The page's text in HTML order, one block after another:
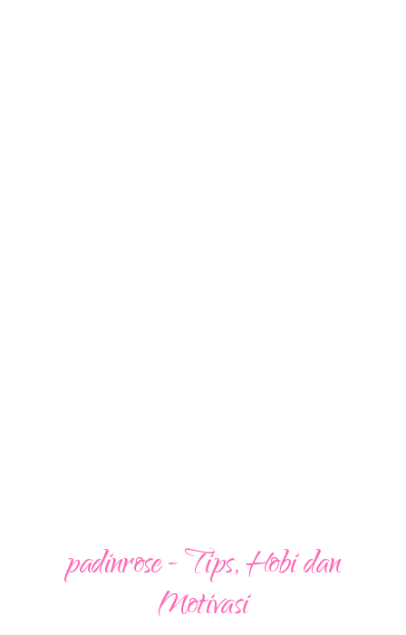
padinrose - Tips, Hobi dan
Motivasi